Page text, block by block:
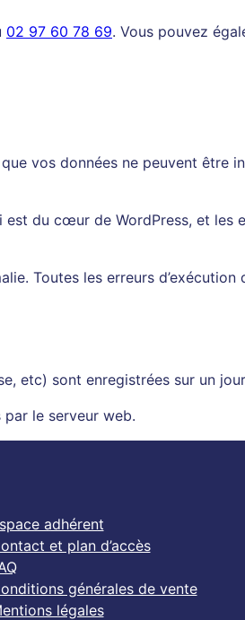
02 97 60 78 69. Vous pouvez
vos données ne peuvent être
du cœur de WordPress, et les
Toutes les erreurs
etc) sont enregistrées sur un
le serveur web.
adhérent
et plan d’accès
générales de vente
légales